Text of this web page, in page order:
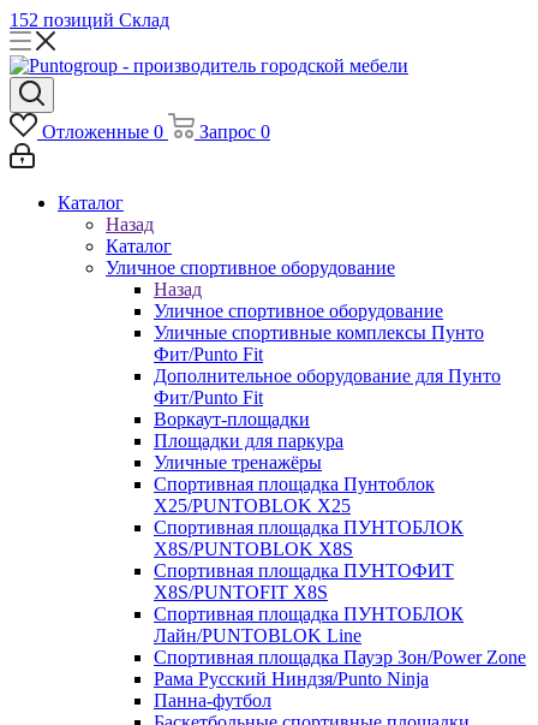
152 позиций Склад
Отложенные 0 Запрос 0
Каталог
Назад
Каталог
Уличное спортивное оборудование
Назад
Уличное спортивное оборудование
Уличные спортивные комплексы Пунто
Фит/Punto Fit
Дополнительное оборудование для Пунто
Фит/Punto Fit
Воркаут-площадки
Площадки для паркура
Уличные тренажёры
Спортивная площадка Пунтоблок
Х25/PUNTOBLOK X25
Спортивная площадка ПУНТОБЛОК
X8S/PUNTOBLOK X8S
Спортивная площадка ПУНТОФИТ
X8S/PUNTOFIT X8S
Спортивная площадка ПУНТОБЛОК
Лайн/PUNTOBLOK Line
Спортивная площадка Пауэр Зон/Power Zone
Рама Русский Ниндзя/Punto Ninja
Панна-футбол